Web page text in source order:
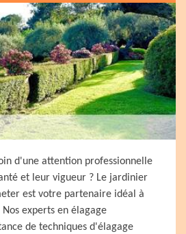
d'une attention professionnelle
et leur vigueur ? Le jardinier
est votre partenaire idéal à
Nos experts en élagage
de techniques d'élagage